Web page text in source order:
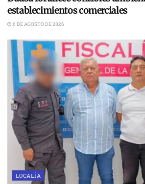
establecimientos comerciales
6 DE AGOSTO DE 2026
LOCALÍA